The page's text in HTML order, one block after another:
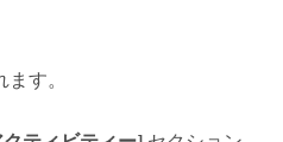
す。